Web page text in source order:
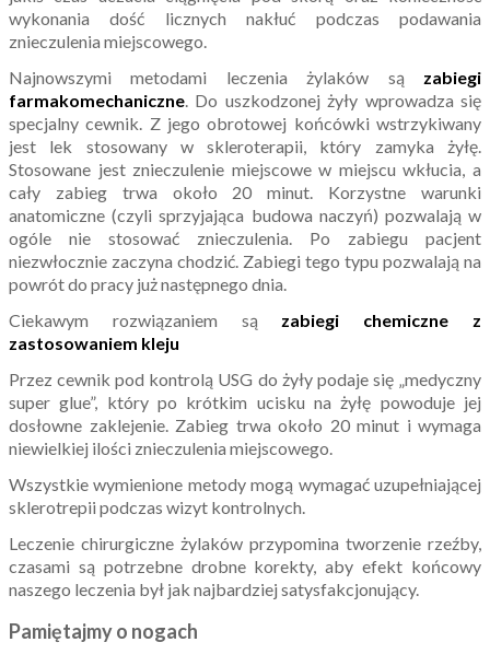
wykonania dość licznych nakłuć podczas podawania
znieczulenia miejscowego.
Najnowszymi metodami leczenia żylaków są zabiegi
farmakomechaniczne. Do uszkodzonej żyły wprowadza się
specjalny cewnik. Z jego obrotowej końcówki wstrzykiwany
jest lek stosowany w skleroterapii, który zamyka żyłę.
Stosowane jest znieczulenie miejscowe w miejscu wkłucia, a
cały zabieg trwa około 20 minut. Korzystne warunki
anatomiczne (czyli sprzyjająca budowa naczyń) pozwalają w
ogóle nie stosować znieczulenia. Po zabiegu pacjent
niezwłocznie zaczyna chodzić. Zabiegi tego typu pozwalają na
powrót do pracy już następnego dnia.
Ciekawym rozwiązaniem są zabiegi chemiczne z
zastosowaniem kleju
Przez cewnik pod kontrolą USG do żyły podaje się „medyczny
super glue”, który po krótkim ucisku na żyłę powoduje jej
dosłowne zaklejenie. Zabieg trwa około 20 minut i wymaga
niewielkiej ilości znieczulenia miejscowego.
Wszystkie wymienione metody mogą wymagać uzupełniającej
sklerotrepii podczas wizyt kontrolnych.
Leczenie chirurgiczne żylaków przypomina tworzenie rzeźby,
czasami są potrzebne drobne korekty, aby efekt końcowy
naszego leczenia był jak najbardziej satysfakcjonujący.
Pamiętajmy o nogach